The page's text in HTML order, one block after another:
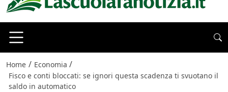
Home / Economia /
Fisco e conti bloccati: se ignori questa scadenza ti svuotano il
saldo in automatico